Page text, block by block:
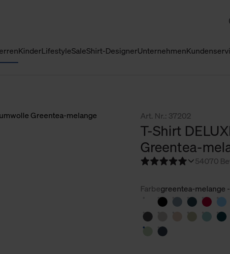
KinderLifestyleSaleShirt-DesignerUnternehmen
Art. Nr.: 37202
T-Shirt
Greentea-
54070
Farbegreentea-melange